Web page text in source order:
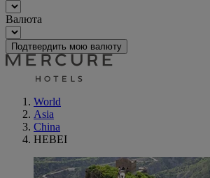
Валюта
Подтвердить мою валюту
World
Asia
China
HEBEI